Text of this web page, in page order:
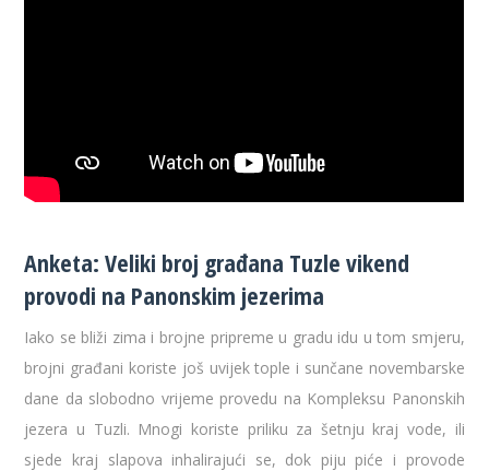
Anketa: Veliki broj građana Tuzle vikend
provodi na Panonskim jezerima
Iako se bliži zima i brojne pripreme u gradu idu u tom smjeru,
brojni građani koriste još uvijek tople i sunčane novembarske
dane da slobodno vrijeme provedu na Kompleksu Panonskih
jezera u Tuzli. Mnogi koriste priliku za šetnju kraj vode, ili
sjede kraj slapova inhalirajući se, dok piju piće i provode